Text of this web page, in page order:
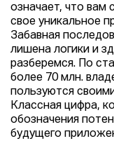
означает, что вам
свое уникальное
Забавная
лишена логики и
разберемся. По
более 70 млн.
пользуются
Классная цифра,
обозначения
будущего